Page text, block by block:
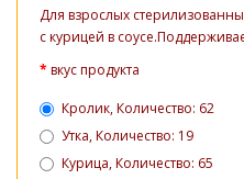
Для взрослых
с курицей в
вкус продукта
Кролик, Количество: 62
Утка, Количество: 19
Курица, Количество: 65